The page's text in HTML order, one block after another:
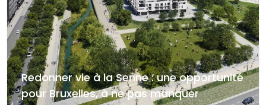
Redonner vie à la Senne : une opportunité
pour Bruxelles, à ne pas manquer